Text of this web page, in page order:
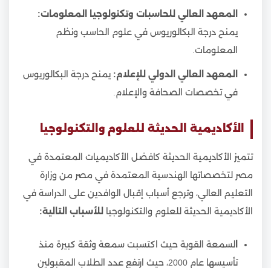
المعهد العالي للحاسبات وتكنولوجيا المعلومات:
يمنح درجة البكالوريوس في علوم الحاسب ونظم
المعلومات.
المعهد العالي الدولي للإعلام: يمنح درجة البكالوريوس
في تخصصات الصحافة والإعلام.
الأكاديمية الحديثة للعلوم والتكنولوجيا
تتميز الأكاديمية الحديثة كافضل الأكاديميات المعتمدة في
مصر لتخصصاتها الهندسية المعتمدة في مصر من وزارة
التعليم العالي، وترجع أسباب إقبال الوافدين على الدراسة في
الأكاديمية الحديثة للعلوم والتكنولوجيا للأسباب التالية:
لسمعة القوية حيث اكتسبت سمعة وثقة كبيرة منذ
تأسيسها عام 2000، حيث ارتفع عدد الطلاب المقبولين